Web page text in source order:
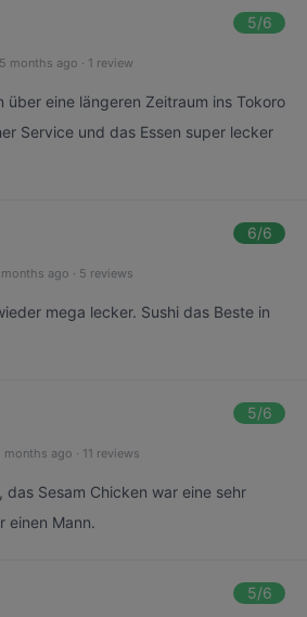
5/6
5 months ago · 1 review
über eine längeren Zeitraum ins Tokoro
Service und das Essen super lecker
6/6
ago · 5 reviews
mega lecker. Sushi das Beste in
5/6
months ago · 11 reviews
das Sesam Chicken war eine sehr
einen Mann.
5/6